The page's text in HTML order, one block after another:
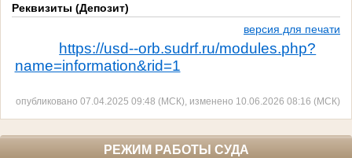
Реквизиты (Депозит)
версия для печати
https://usd--orb.sudrf.ru/modules.php?
name=information&rid=1
опубликовано 07.04.2025 09:48 (МСК), изменено 10.06.2026 08:16 (МСК)
РЕЖИМ РАБОТЫ СУДА